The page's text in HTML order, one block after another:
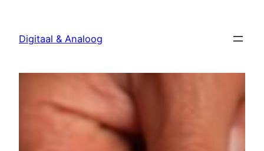
Digitaal & Analoog